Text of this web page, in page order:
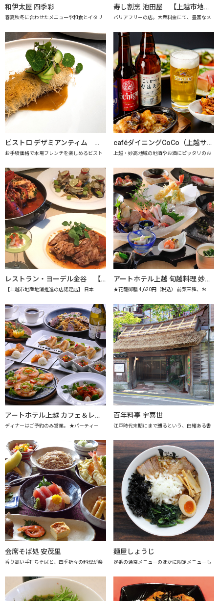
和伊太屋 四季彩
春夏秋冬に合わせたメニューや和食とイタリ
寿し割烹 池田屋 【上越市地産地消の店認定店】
バリアフリーの店。大衆料金にて、豊富なメ
ビストロ デザミアンティム 【上越市地産地消推進の店認定店】
お手頃価格で本場フレンチを楽しめるビスト
caféダイニングCoCo（上越サンプラザホテル） 【上越市地産地消推進の店認定店】
上越・妙高地域の地酒やお酒にピッタリのお
レストラン・ヨーデル金谷 【上越市地産地消推進の店認定店】
【上越市地産地消推進の店認定店】 日本
アートホテル上越 旬越料理 妙高 【上越市地産地消推進の店認定店】
★花籠御膳 4,620円（税込） 前菜三種、お
アートホテル上越 カフェ＆レストラン アレーグロ
ディナーはご予約のみ営業。 ★パーティー
百年料亭 宇喜世
江戸時代末期にまで遡るという、由緒ある書
会席そば処 安茂里
香り高い手打ちそばと、四季折々の料理が楽
麺屋しょうじ
定番の通常メニューのほかに限定メニューも